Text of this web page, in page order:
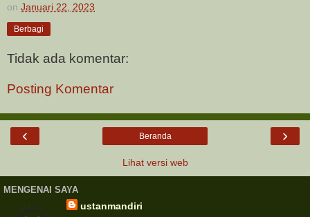
on Januari 22, 2023
Berbagi
Tidak ada komentar:
Posting Komentar
‹ ›
Beranda
Lihat versi web
MENGENAI SAYA
ustanmandiri